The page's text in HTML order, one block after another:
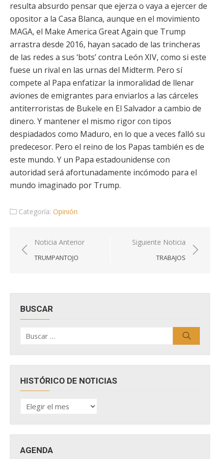
resulta absurdo pensar que ejerza o vaya a ejercer de
opositor a la Casa Blanca, aunque en el movimiento
MAGA, el Make America Great Again que Trump
arrastra desde 2016, hayan sacado de las trincheras
de las redes a sus ‘bots’ contra León XIV, como si este
fuese un rival en las urnas del Midterm. Pero sí
compete al Papa enfatizar la inmoralidad de llenar
aviones de emigrantes para enviarlos a las cárceles
antiterroristas de Bukele en El Salvador a cambio de
dinero. Y mantener el mismo rigor con tipos
despiadados como Maduro, en lo que a veces falló su
predecesor. Pero el reino de los Papas también es de
este mundo. Y un Papa estadounidense con
autoridad será afortunadamente incómodo para el
mundo imaginado por Trump.
Categoría: Opinión
Navegación
de
Noticia Anterior
TRUMPANTOJO
Siguiente Noticia
TRABAJOS
BUSCAR
por:
HISTÓRICO DE NOTICIAS
HISTÓRICO
DE
AGENDA